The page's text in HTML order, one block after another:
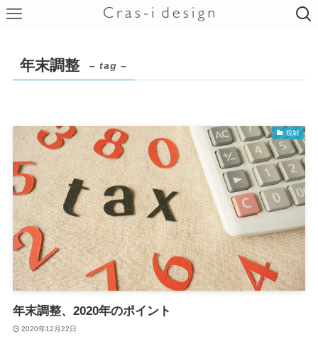
年末調整 – tag –
税制
年末調整、2020年のポイント
2020年12月22日